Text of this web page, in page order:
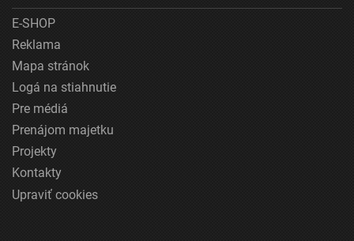
E-SHOP
Reklama
Mapa stránok
Logá na stiahnutie
Pre médiá
Prenájom majetku
Projekty
Kontakty
Upraviť cookies